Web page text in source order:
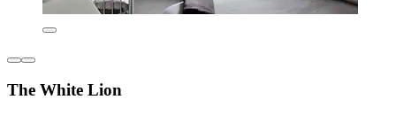
The White Lion